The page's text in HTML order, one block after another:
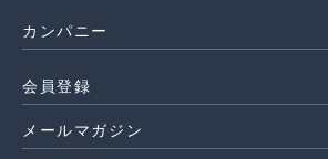
カンパニー
会員登録
メールマガジン